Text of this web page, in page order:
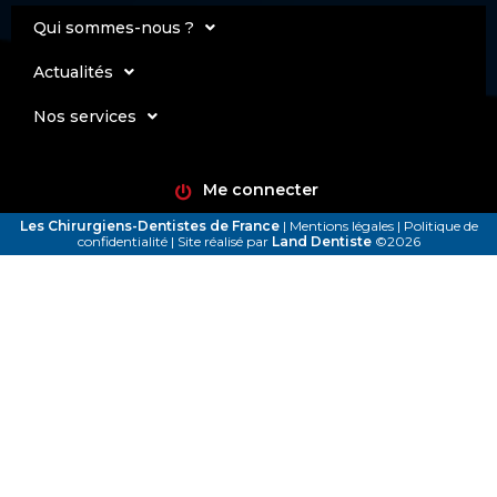
Qui sommes-nous ?
Actualités
Nos services
Me connecter
Les Chirurgiens-Dentistes de France| Mentions légales | Politique de
confidentialité | Site réalisé par Land Dentiste©2026